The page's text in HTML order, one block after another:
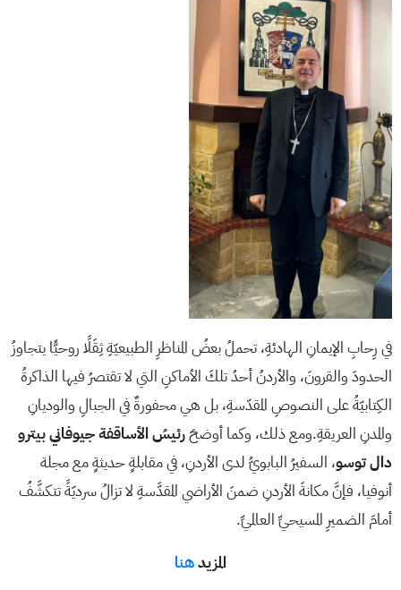
في رِحابِ الإيمانِ الهادئةِ، تحملُ بعضُ المناظرِ الطبيعيّةِ ثِقَلًا روحيًّا يتجاوزُ
الحدودَ والقرونَ، والأردنُ أحدُ تلكَ الأماكنِ التي لا تقتصرُ فيها الذاكرةُ
الكِتابيّةُ على النصوصِ المقدّسةِ، بل هي محفورةٌ في الجبالِ والوديانِ
والمدنِ العريقةِ.ومع ذلك، وكما أوضحَرئيسُ الأساقفة جيوفاني بيترو
دال توسو، السفيرُ البابويُّ لدى الأردنِ، في مقابلةٍ حديثةٍ مع مجلة
أنوفيا، فإنَّ مكانةَ الأردنِ ضمنَ الأراضي المقدَّسةِ لا تزالُ سرديّةً تتكشَّفُ
أمامَ الضميرِ المسيحيِّ العالميِّ.
المزيدهنا